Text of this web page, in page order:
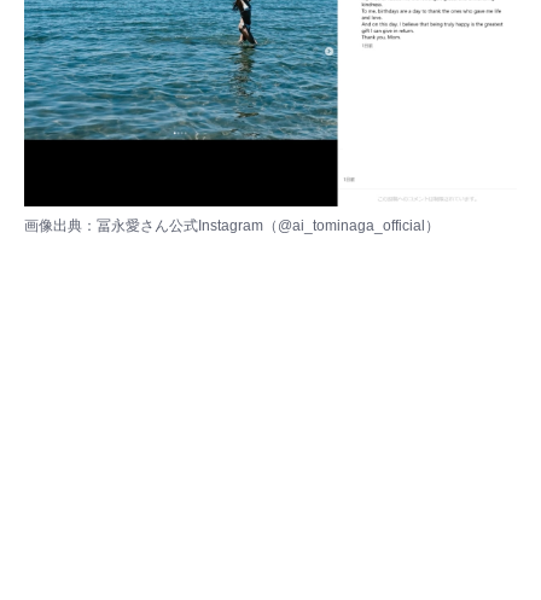
画像出典：冨永愛さん公式Instagram（ @ai_tominaga_official ）